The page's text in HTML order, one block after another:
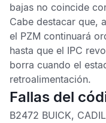
bajas no coincide
Cabe destacar que,
el PZM continuará
hasta que el IPC
borra cuando el
retroalimentación.
Fallas del
B2472 BUICK,